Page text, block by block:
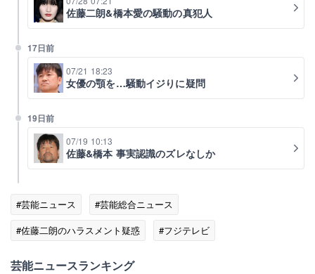
佐藤二朗&橋本愛の騒動の真犯人
17日前
07/21 18:23
女優の顎を…騒動イジりに疑問
19日前
07/19 10:13
佐藤&橋本 事実認識のズレなしか
#芸能ニュース
#芸能総合ニュース
#佐藤二朗のハラスメント疑惑
#フジテレビ
芸能ニュースランキング